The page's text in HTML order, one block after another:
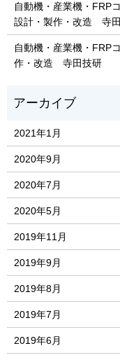
自動機・産業機・FRP
設計・製作・改造 寺
自動機・産業機・FRP
作・改造 寺田技研
2021年1月
2020年9月
2020年7月
2020年5月
2019年11月
2019年9月
2019年8月
2019年7月
2019年6月